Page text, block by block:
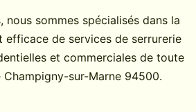
nous sommes spécialisés dans la
efficace de services de serrurerie
et commerciales de toute
Champigny-sur-Marne 94500.